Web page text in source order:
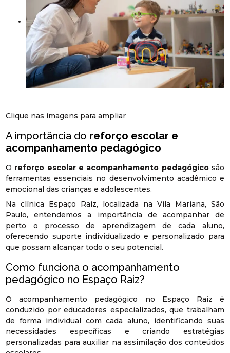
Clique nas imagens para ampliar
A importância do reforço escolar e
acompanhamento pedagógico
O reforço escolar e acompanhamento pedagógicosão
ferramentas essenciais no desenvolvimento acadêmico e
emocional das crianças e adolescentes.
Na clínica Espaço Raiz, localizada na Vila Mariana, São
Paulo, entendemos a importância de acompanhar de
perto o processo de aprendizagem de cada aluno,
oferecendo suporte individualizado e personalizado para
que possam alcançar todo o seu potencial.
Como funciona o acompanhamento
pedagógico no Espaço Raiz?
O acompanhamento pedagógico no Espaço Raiz é
conduzido por educadores especializados, que trabalham
de forma individual com cada aluno, identificando suas
necessidades específicas e criando estratégias
personalizadas para auxiliar na assimilação dos conteúdos